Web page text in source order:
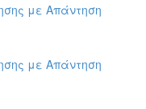
με Απάντηση
με Απάντηση